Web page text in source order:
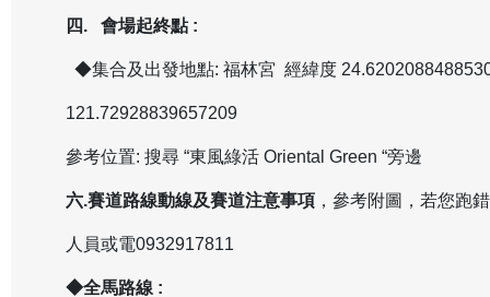
四. 會場起終點 :
◆集合及出發地點: 福林宮 經緯度
121.72928839657209
參考位置: 搜尋 “東風綠活 Oriental Green “旁邊
六.賽道路線動線及賽道注意事項 ，參考附圖，若您跑
人員或電0932917811
◆全馬路線 :